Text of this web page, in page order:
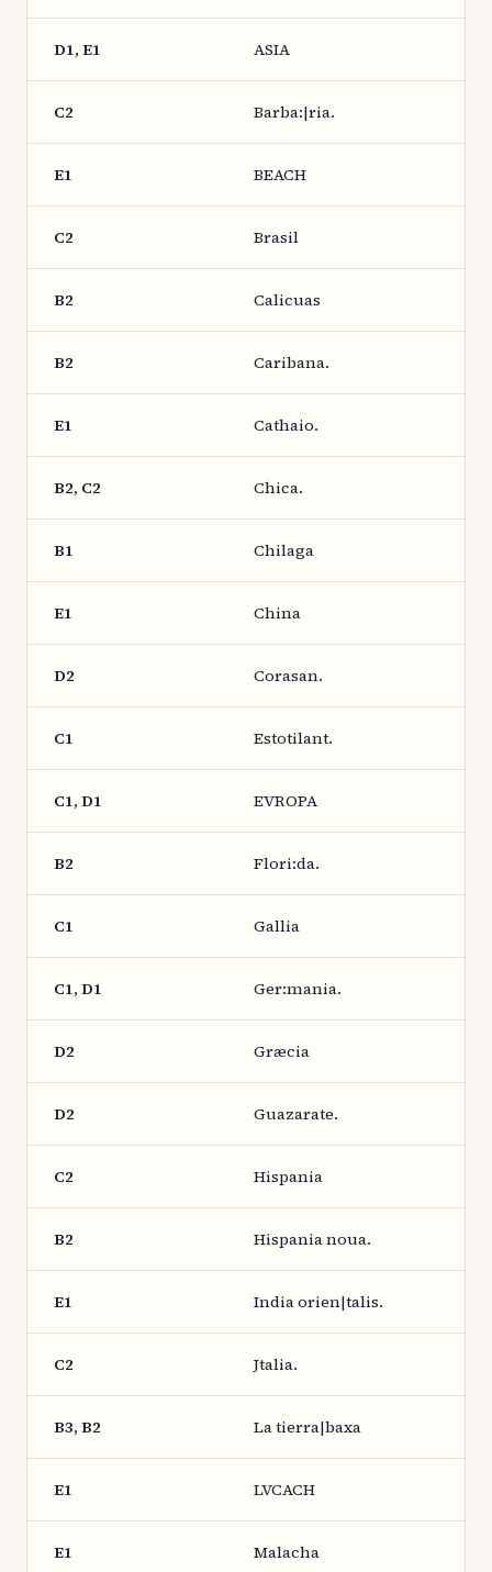
D1, E1 ASIA
C2 Barba:|ria.
E1 BEACH
C2 Brasil
B2 Calicuas
B2 Caribana.
E1 Cathaio.
B2, C2 Chica.
B1 Chilaga
E1 China
D2 Corasan.
C1 Estotilant.
C1, D1 EVROPA
B2 Flori:da.
C1 Gallia
C1, D1 Ger:mania.
D2 Græcia
D2 Guazarate.
C2 Hispania
B2 Hispania noua.
E1 India orien|talis.
C2 Jtalia.
B3, B2 La tierra|baxa
E1 LVCACH
E1 Malacha